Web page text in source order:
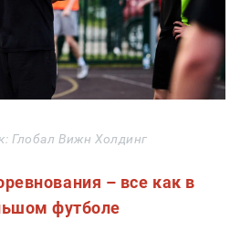
Глобал Вижн Холдинг
– все как в
футболе